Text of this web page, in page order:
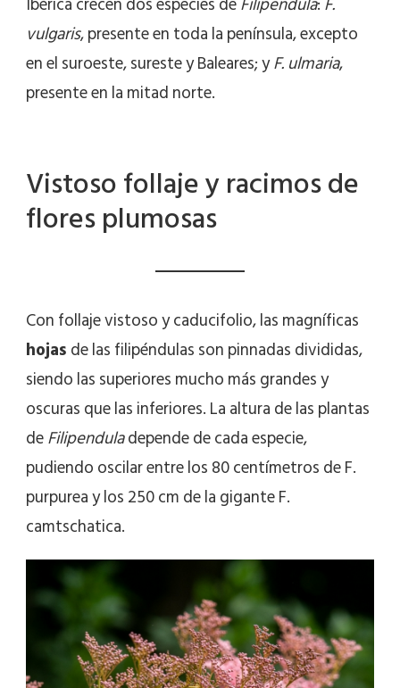
vulgaris, presente en toda la península, excepto
en el suroeste, sureste y Baleares; yF. ulmaria,
presente en la mitad norte.
Vistoso follaje y racimos de
flores plumosas
Con follaje vistoso y caducifolio, las magníficas
hojasde las filipéndulas son pinnadas divididas,
siendo las superiores mucho más grandes y
oscuras que las inferiores. La altura de las plantas
deFilipenduladepende de cada especie,
pudiendo oscilar entre los 80 centímetros de F.
purpurea y los 250 cm de la gigante F.
camtschatica.